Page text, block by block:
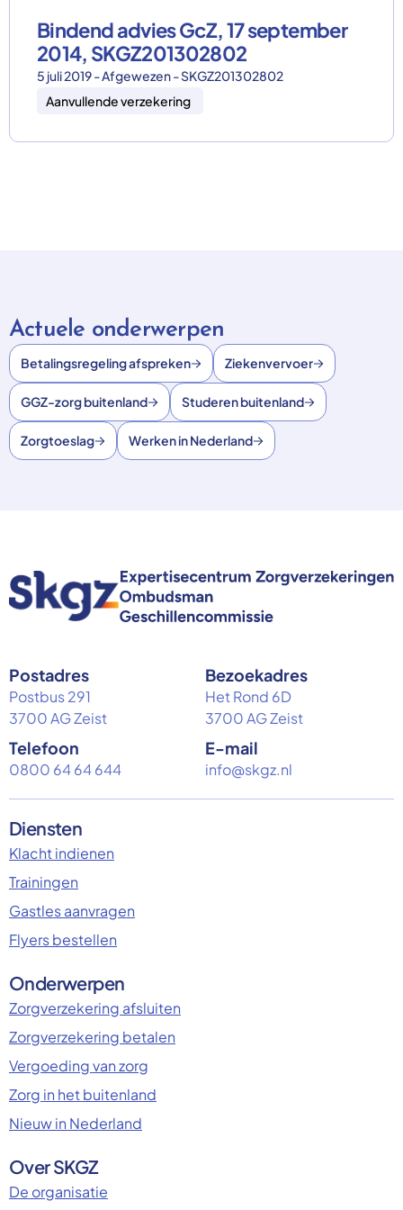
Bindend advies GcZ, 17 september
2014, SKGZ201302802
5 juli 2019 - Afgewezen - SKGZ201302802
Aanvullende verzekering
Actuele onderwerpen
Betalingsregeling afspreken Ziekenvervoer
GGZ-zorg buitenland Studeren buitenland
Zorgtoeslag Werken in Nederland
Postadres
Postbus 291
3700 AG Zeist
Bezoekadres
Het Rond 6D
3700 AG Zeist
Telefoon
0800 64 64 644
E-mail
info@skgz.nl
Diensten
Klacht indienen
Trainingen
Gastles aanvragen
Flyers bestellen
Onderwerpen
Zorgverzekering afsluiten
Zorgverzekering betalen
Vergoeding van zorg
Zorg in het buitenland
Nieuw in Nederland
Over SKGZ
De organisatie